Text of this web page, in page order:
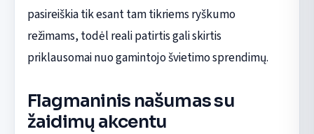
pasireiškia tik esant tam tikriems ryškumo
režimams, todėl reali patirtis gali skirtis
priklausomai nuo gamintojo švietimo sprendimų.
Flagmaninis našumas su
žaidimų akcentu